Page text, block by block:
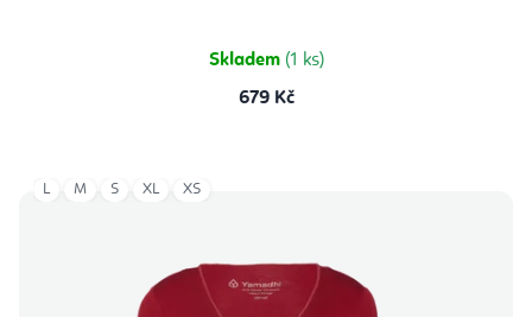
Skladem (1 ks)
679 Kč
L M S XL XS